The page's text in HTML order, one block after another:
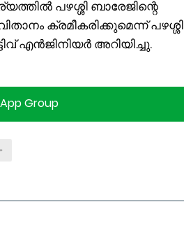
പഴശ്ശി ബാരേജിന്റെ
ക്രമീകരിക്കുമെന്ന് പഴശ്ശി
എൻജിനിയർ അറിയിച്ചു.
Group